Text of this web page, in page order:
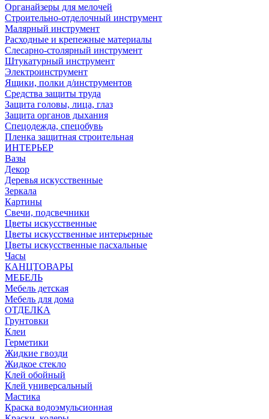
Органайзеры для мелочей
Строительно-отделочный инструмент
Малярный инструмент
Расходные и крепежные материалы
Слесарно-столярный инструмент
Штукатурный инструмент
Электроинструмент
Ящики, полки д/инструментов
Средства защиты труда
Защита головы, лица, глаз
Защита органов дыхания
Спецодежда, спецобувь
Пленка защитная строительная
ИНТЕРЬЕР
Вазы
Декор
Деревья искусственные
Зеркала
Картины
Свечи, подсвечники
Цветы искусственные
Цветы искусственные интерьерные
Цветы искусственные пасхальные
Часы
КАНЦТОВАРЫ
МЕБЕЛЬ
Мебель детская
Мебель для дома
ОТДЕЛКА
Грунтовки
Клеи
Герметики
Жидкие гвозди
Жидкое стекло
Клей обойный
Клей универсальный
Мастика
Краска водоэмульсионная